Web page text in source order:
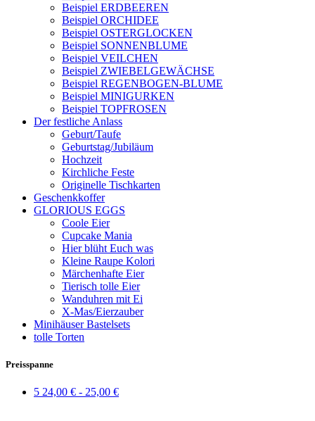
Beispiel ERDBEEREN
Beispiel ORCHIDEE
Beispiel OSTERGLOCKEN
Beispiel SONNENBLUME
Beispiel VEILCHEN
Beispiel ZWIEBELGEWÄCHSE
Beispiel REGENBOGEN-BLUME
Beispiel MINIGURKEN
Beispiel TOPFROSEN
Der festliche Anlass
Geburt/Taufe
Geburtstag/Jubiläum
Hochzeit
Kirchliche Feste
Originelle Tischkarten
Geschenkkoffer
GLORIOUS EGGS
Coole Eier
Cupcake Mania
Hier blüht Euch was
Kleine Raupe Kolori
Märchenhafte Eier
Tierisch tolle Eier
Wanduhren mit Ei
X-Mas/Eierzauber
Minihäuser Bastelsets
tolle Torten
Preisspanne
5 24,00 € - 25,00 €